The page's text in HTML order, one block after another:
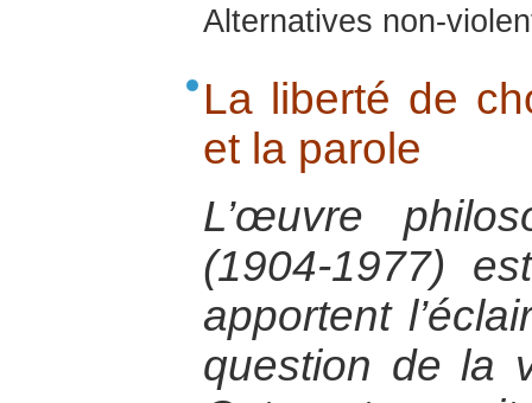
Alternatives non-
La liberté de
et la parole
L’œuvre
(1904-1977)
apportent
question de la